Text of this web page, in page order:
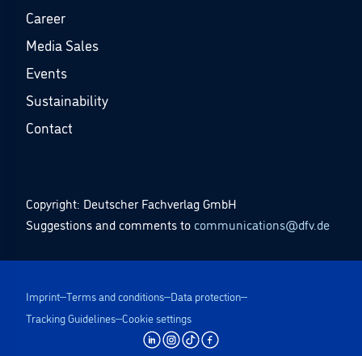
Career
Media Sales
Events
Sustainability
Contact
Copyright: Deutscher Fachverlag GmbH
Suggestions and comments to communications@dfv.de
Imprint Terms and conditions Data protection
Tracking Guidelines Cookie settings